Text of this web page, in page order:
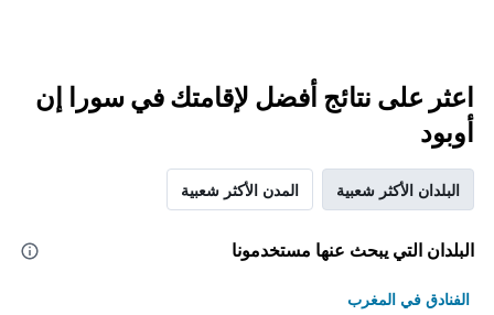
اعثر على نتائج أفضل لإقامتك في سورا إن
أوبود
البلدان الأكثر شعبية المدن الأكثر شعبية
البلدان التي يبحث عنها مستخدمونا
الفنادق في المغرب